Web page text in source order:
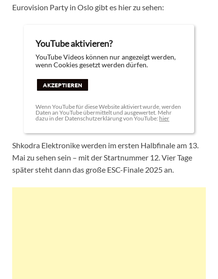
Eurovision Party in Oslo gibt es hier zu sehen:
YouTube aktivieren?
YouTube Videos können nur angezeigt werden,
wenn Cookies gesetzt werden dürfen.
AKZEPTIEREN
Wenn YouTube für diese Website aktiviert wurde, werden
Daten an YouTube übermittelt und ausgewertet. Mehr
dazu in der Datenschutzerklärung von YouTube: hier
Shkodra Elektronike werden im ersten Halbfinale am 13.
Mai zu sehen sein – mit der Startnummer 12. Vier Tage
später steht dann das große ESC-Finale 2025 an.